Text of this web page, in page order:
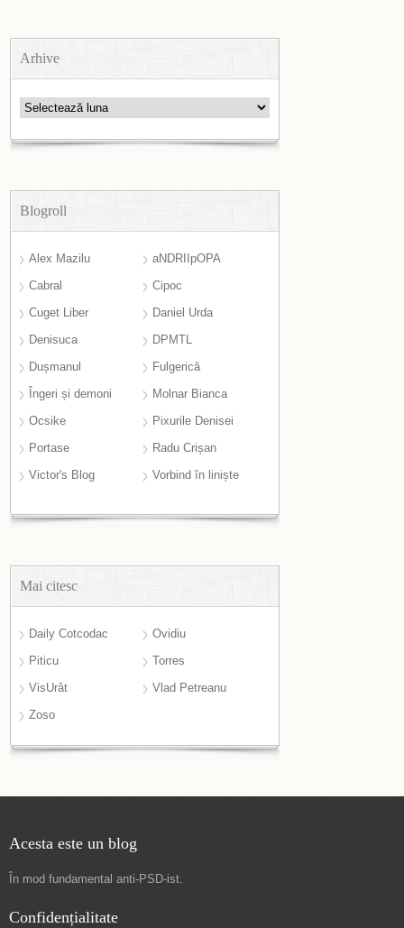
Arhive
Arhive
Blogroll
Alex Mazilu
aNDRIIpOPA
Cabral
Cipoc
Cuget Liber
Daniel Urda
Denisuca
DPMTL
Dușmanul
Fulgerică
Îngeri și demoni
Molnar Bianca
Ocsike
Pixurile Denisei
Portase
Radu Crișan
Victor's Blog
Vorbind în liniște
Mai citesc
Daily Cotcodac
Ovidiu
Piticu
Torres
VisUrât
Vlad Petreanu
Zoso
Acesta este un blog
În mod fundamental anti-PSD-ist.
Confidențialitate